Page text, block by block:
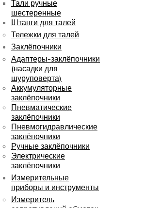
Тали ручные
шестеренные
Штанги для талей
Тележки для талей
Заклёпочники
Адаптеры-заклёпочники
(насадки для
шуруповерта)
Аккумуляторные
заклёпочники
Пневматические
заклёпочники
Пневмогидравлические
заклёпочники
Ручные заклёпочники
Электрические
заклёпочники
Измерительные
приборы и инструменты
Измеритель